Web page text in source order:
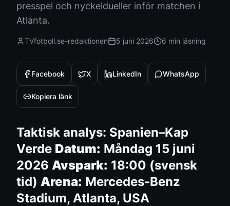
presspel och nyckeldueller inför matchen i
Atlanta.
TVfotboll.se-redaktionen 5 juni 2026 6 min läsning
Facebook X LinkedIn WhatsApp
Kopiera länk
Taktisk analys: Spanien–Kap
Verde Datum: Måndag 15 juni
2026 Avspark: 18:00 (svensk
tid) Arena: Mercedes-Benz
Stadium, Atlanta, USA